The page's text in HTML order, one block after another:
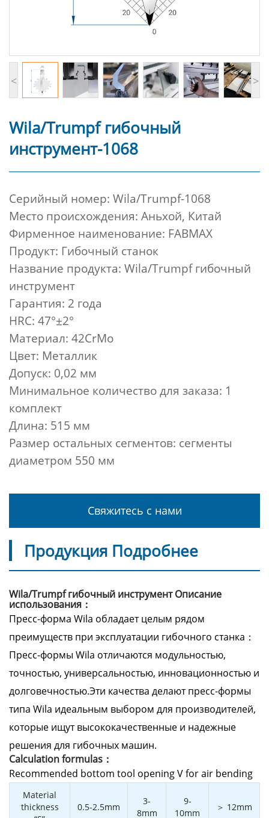
< >
Wila/Trumpf гибочный
инструмент-1068
Cерийный номер: Wila/Trumpf-1068
Место происхождения: Аньхой, Китай
Фирменное наименование: FABMAX
Продукт: Гибочный станок
Название продукта: Wila/Trumpf гибочный
инструмент
Гарантия: 2 года
HRC: 47°±2°
Материал: 42CrMo
Цвет: Металлик
Допуск: 0,02 мм
Минимальное количество для заказа: 1
комплект
Длина: 515 мм
Размер остальных сегментов: сегменты
диаметром 550 мм
Свяжитесь с нами
Продукция Подробнее
Wila/Trumpf гибочный инструмент Описание
использования：
Пресс-форма Wila обладает целым рядом
преимуществ при эксплуатации гибочного станка：
Пресс-формы Wila отличаются модульностью,
точностью, универсальностью, инновационностью и
долговечностью.Эти качества делают пресс-формы
типа Wila идеальным выбором для производителей,
которые ищут высококачественные и надежные
решения для гибочных машин.
Calculation formulas：
Recommended bottom tool opening V for air bending
Material
thickness
0.5-2.5mm
3-
8mm
9-
10mm
＞ 12mm